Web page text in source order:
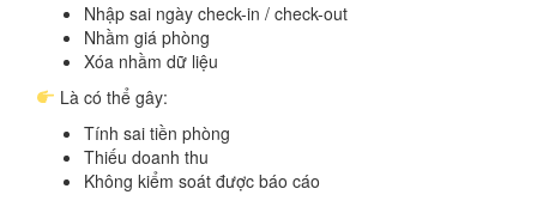
Nhập sai ngày check-in / check-out
Nhầm giá phòng
Xóa nhầm dữ liệu
Là có thể gây:
Tính sai tiền phòng
Thiếu doanh thu
Không kiểm soát được báo cáo